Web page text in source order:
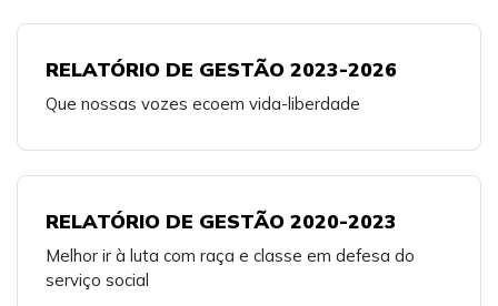
RELATÓRIO DE GESTÃO 2023-2026
Que nossas vozes ecoem vida-liberdade
RELATÓRIO DE GESTÃO 2020-2023
Melhor ir à luta com raça e classe em defesa do
serviço social